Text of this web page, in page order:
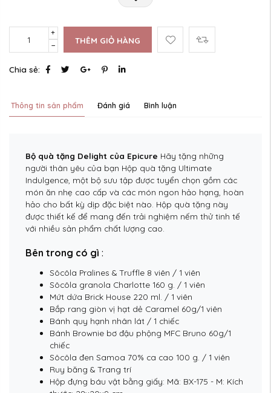
THÊM GIỎ HÀNG
Chia sẻ:
Thông tin sản phẩm Đánh giá Bình luận
Bộ quà tặng Delight của Epicure Hãy tặng những
người thân yêu của bạn Hộp quà tặng Ultimate
Indulgence, một bộ sưu tập được tuyển chọn gồm các
món ăn nhẹ cao cấp và các món ngon hảo hạng, hoàn
hảo cho bất kỳ dịp đặc biệt nào. Hộp quà tặng này
được thiết kế để mang đến trải nghiệm nếm thử tinh tế
với nhiều sản phẩm chất lượng cao.
Bên trong có gì :
Sôcôla Pralines & Truffle 8 viên / 1 viên
Sôcôla granola Charlotte 160 g. / 1 ​​viên
Mứt dứa Brick House 220 ml. / 1 ​​viên
Bắp rang giòn vị hạt dẻ Caramel 60g/1 viên
Bánh quy hạnh nhân lát / 1 chiếc
Bánh Brownie bơ đậu phộng MFC Bruno 60g/1
chiếc
Sôcôla đen Samoa 70% ca cao 100 g. / 1 ​​viên
Ruy băng & Trang trí
Hộp đựng báu vật bằng giấy: Mã: BX-175 - M: Kích